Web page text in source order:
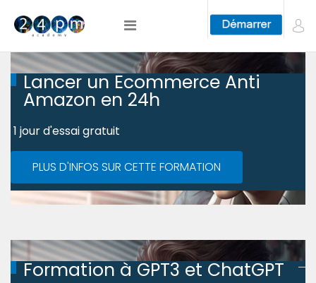
Lancer un Ecommerce Anti
Amazon en 24h
1 jour d'essai gratuit
PLUS D'INFOS SUR CETTE FORMATION
Formation à GPT3 et ChatGPT